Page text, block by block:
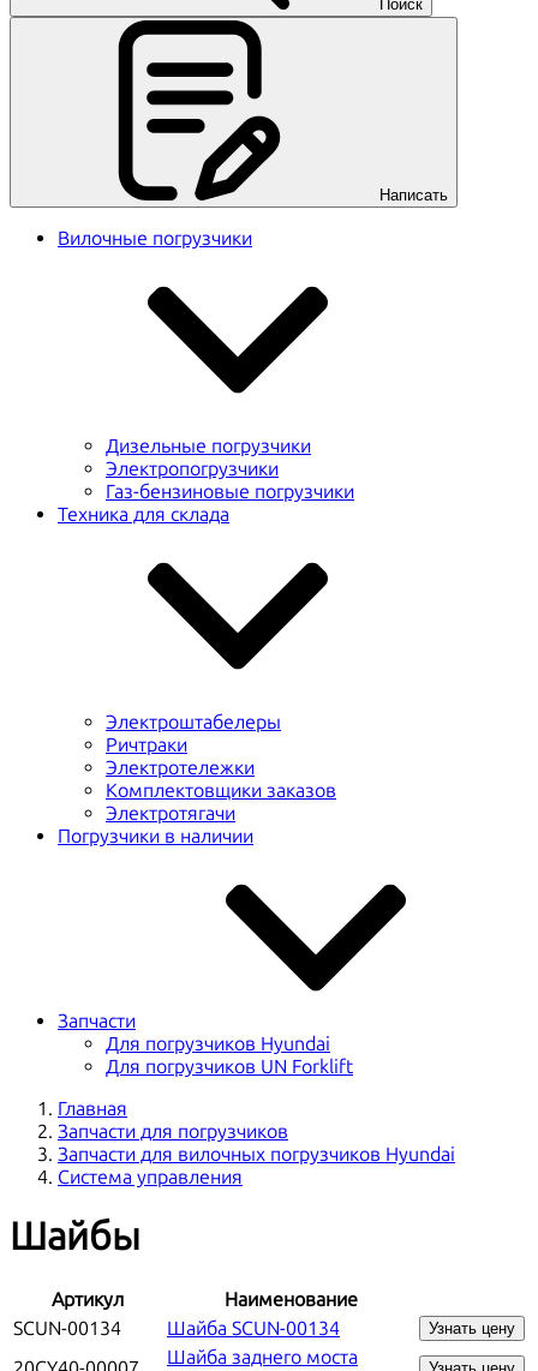
Поиск
Написать
Вилочные погрузчики
Дизельные погрузчики
Электропогрузчики
Газ-бензиновые погрузчики
Техника для склада
Электроштабелеры
Ричтраки
Электротележки
Комплектовщики заказов
Электротягачи
Погрузчики в наличии
Запчасти
Для погрузчиков Hyundai
Для погрузчиков UN Forklift
Главная
Запчасти для погрузчиков
Запчасти для вилочных погрузчиков Hyundai
Система управления
Шайбы
Артикул
Наименование
SCUN-00134
Шайба SCUN-00134 Узнать цену
Шайба заднего моста